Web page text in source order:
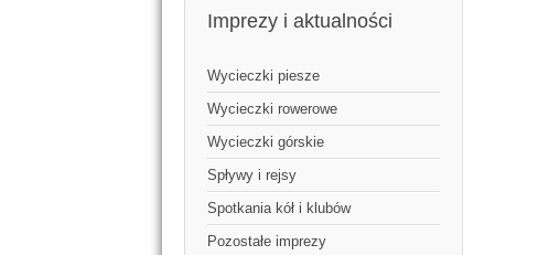
Imprezy i aktualności
Wycieczki piesze
Wycieczki rowerowe
Wycieczki górskie
Spływy i rejsy
Spotkania kół i klubów
Pozostałe imprezy